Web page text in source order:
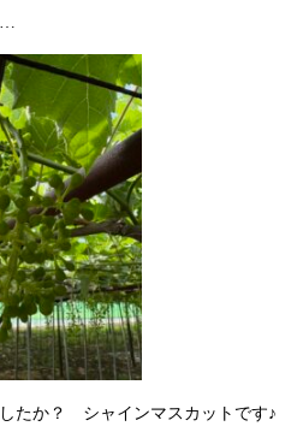
たか？ シャインマスカットです♪